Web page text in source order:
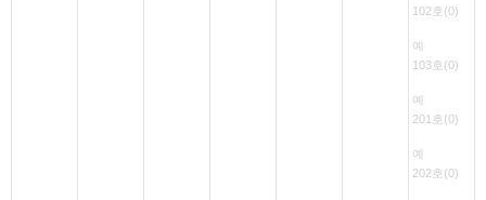
102호(0)
예
103호(0)
예
201호(0)
예
202호(0)